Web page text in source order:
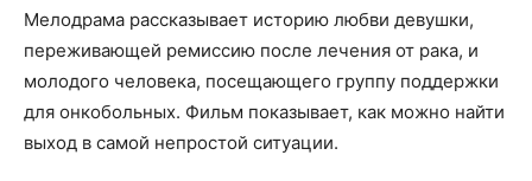
Мелодрама рассказывает историю любви девушки,
переживающей ремиссию после лечения от рака, и
молодого человека, посещающего группу поддержки
для онкобольных. Фильм показывает, как можно найти
выход в самой непростой ситуации.